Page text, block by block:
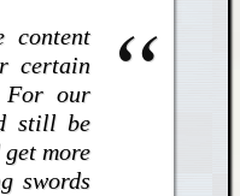
content
certain
our
still be
more
swords